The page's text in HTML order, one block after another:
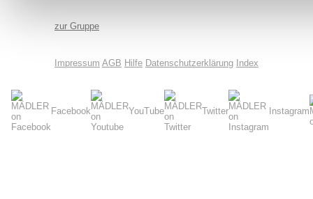
zur Gruppe
Impressum AGB Hilfe Datenschutzerklärung Index
Facebook YouTube Twitter Instagram